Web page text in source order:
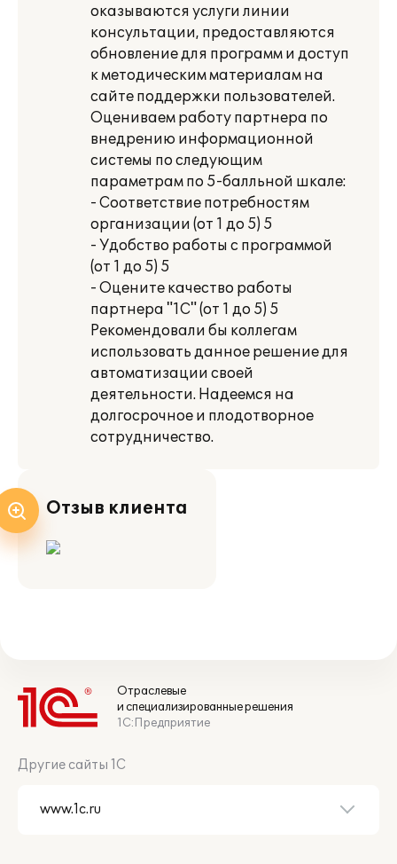
оказываются услуги линии
консультации, предоставляются
обновление для программ и доступ
к методическим материалам на
сайте поддержки пользователей.
Оцениваем работу партнера по
внедрению информационной
системы по следующим
параметрам по 5-балльной шкале:
- Соответствие потребностям
организации (от 1 до 5) 5
- Удобство работы с программой
(от 1 до 5) 5
- Оцените качество работы
партнера "1С" (от 1 до 5) 5
Рекомендовали бы коллегам
использовать данное решение для
автоматизации своей
деятельности. Надеемся на
долгосрочное и плодотворное
сотрудничество.
Отзыв клиента
Отраслевые
и специализированные решения
1С:Предприятие
Другие сайты 1С